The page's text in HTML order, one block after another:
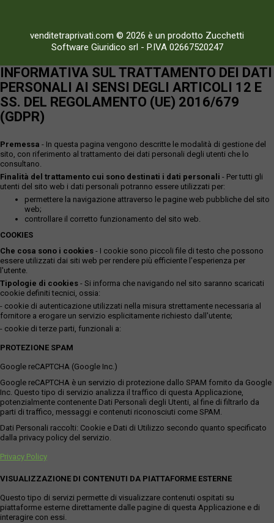
venditetraprivati.com © 2026 è un prodotto Zucchetti
Software Giuridico srl - P.IVA 02667520247
INFORMATIVA SUL TRATTAMENTO DEI DATI
PERSONALI AI SENSI DEGLI ARTICOLI 12 E
SS. DEL REGOLAMENTO (UE) 2016/679
(GDPR)
Premessa - In questa pagina vengono descritte le modalità di gestione del
sito, con riferimento al trattamento dei dati personali degli utenti che lo
consultano.
Finalità del trattamento cui sono destinati i dati personali - Per tutti gli
utenti del sito web i dati personali potranno essere utilizzati per:
permettere la navigazione attraverso le pagine web pubbliche del sito
web;
controllare il corretto funzionamento del sito web.
COOKIES
Che cosa sono i cookies - I cookie sono piccoli file di testo che possono
essere utilizzati dai siti web per rendere più efficiente l'esperienza per
l'utente.
Tipologie di cookies - Si informa che navigando nel sito saranno scaricati
cookie definiti tecnici, ossia:
- cookie di autenticazione utilizzati nella misura strettamente necessaria al
fornitore a erogare un servizio esplicitamente richiesto dall'utente;
- cookie di terze parti, funzionali a:
PROTEZIONE SPAM
Google reCAPTCHA (Google Inc.)
Google reCAPTCHA è un servizio di protezione dallo SPAM fornito da Google
Inc. Questo tipo di servizio analizza il traffico di questa Applicazione,
potenzialmente contenente Dati Personali degli Utenti, al fine di filtrarlo da
parti di traffico, messaggi e contenuti riconosciuti come SPAM.
Dati Personali raccolti: Cookie e Dati di Utilizzo secondo quanto specificato
dalla privacy policy del servizio.
Privacy Policy
VISUALIZZAZIONE DI CONTENUTI DA PIATTAFORME ESTERNE
Questo tipo di servizi permette di visualizzare contenuti ospitati su
piattaforme esterne direttamente dalle pagine di questa Applicazione e di
interagire con essi.